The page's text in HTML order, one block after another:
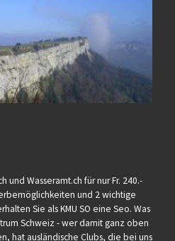
und Wasseramt.ch für nur Fr. 240.-
und 2 wichtige
Sie als KMU SO eine Seo. Was
Schweiz - wer damit ganz oben
hat ausländische Clubs, die bei uns